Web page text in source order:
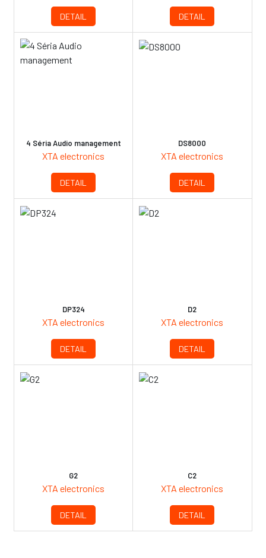
DETAIL DETAIL
4 Séria Audio management
XTA electronics
DETAIL
DS8000
XTA electronics
DETAIL
DP324
XTA electronics
DETAIL
D2
XTA electronics
DETAIL
G2
XTA electronics
DETAIL
C2
XTA electronics
DETAIL